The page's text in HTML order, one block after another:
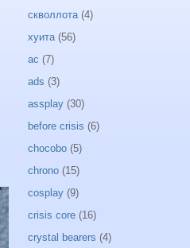
скволлота (4)
хуита (56)
ac (7)
ads (3)
assplay (30)
before crisis (6)
chocobo (5)
chrono (15)
cosplay (9)
crisis core (16)
crystal bearers (4)